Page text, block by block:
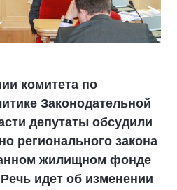
комитета по
Законодательной
депутаты обсудили
регионального закона
жилищном фонде
идет об изменении